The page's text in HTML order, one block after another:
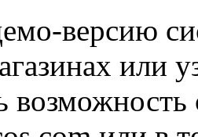
версию
или
возможность